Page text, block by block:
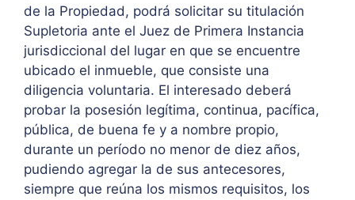
de la Propiedad, podrá solicitar su titulación
Supletoria ante el Juez de Primera Instancia
jurisdiccional del lugar en que se encuentre
ubicado el inmueble, que consiste una
diligencia voluntaria. El interesado deberá
probar la posesión legítima, continua, pacífica,
pública, de buena fe y a nombre propio,
durante un período no menor de diez años,
pudiendo agregar la de sus antecesores,
siempre que reúna los mismos requisitos, los